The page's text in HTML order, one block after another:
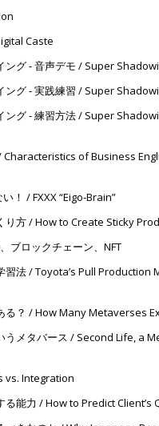
Caste
ング ‐ 音声デモ / Super
ング ‐ 実践練習 / Super
ング ‐ 練習方法 / Super
Characteristics of Business
！ / FXXX “Eigo-Brain”
り方 / How to Create Sticky
ブロックチェーン、NFT
習法 / Toyota’s Pull Production
る？ / How Many Metaverses
うメタバース / Second Life, a
vs. Integration
る能力 / How to Predict Client’s